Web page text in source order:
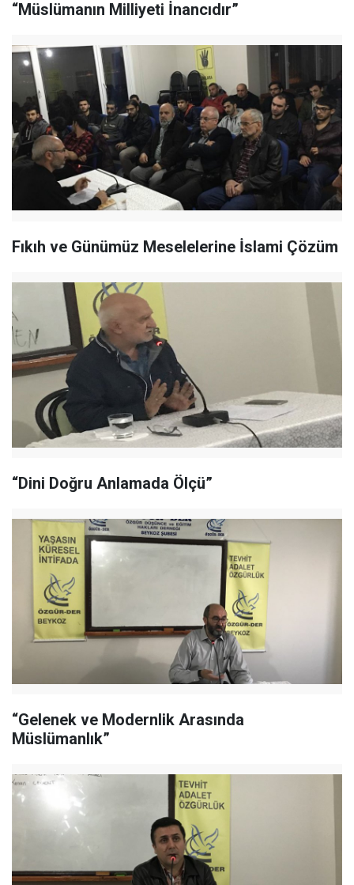
“Müslümanın Milliyeti İnancıdır”
Fıkıh ve Günümüz Meselelerine İslami Çözüm
“Dini Doğru Anlamada Ölçü”
“Gelenek ve Modernlik Arasında
Müslümanlık”